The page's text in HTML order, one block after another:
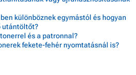
különböznek egymástól és hogyan
utántöltőt?
és a patronnal?
fekete-fehér nyomtatásnál is?